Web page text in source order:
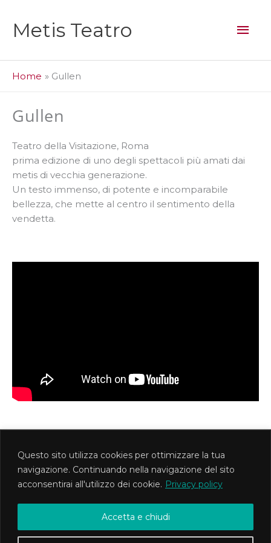
Questo sito utilizza cookies per ottimizzare la tua
navigazione. Continuando nella navigazione del sito
acconsentirai all'utilizzo dei cookie. Privacy policy
Accetta e chiudi
contenuto
Metis Teatro
Home Gullen
Gullen
Teatro della Visitazione, Roma
prima edizione di uno degli spettacoli più amati dai
metis di vecchia generazione.
Un testo immenso, di potente e incomparabile
bellezza, che mette al centro il sentimento della
vendetta.
MetisTeatro Associazione Culturale
Via Foligno 1d - Roma PI 12745621008 CF
97569090588
Copyright ©2020 MetisTeatro
E' vietata la riproduzione di testi e immagini del sito |